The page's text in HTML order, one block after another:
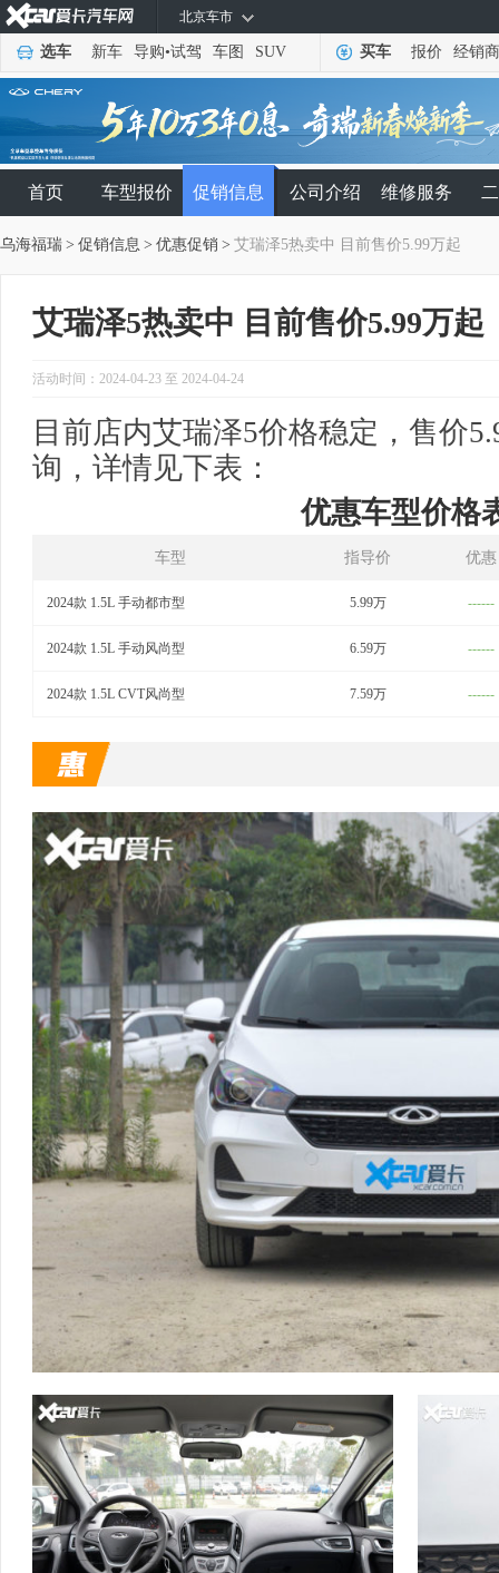
北京车市
选车 新车 导购•试驾 车图 SUV 买车 报价 经销商
首页 车型报价 促销信息 公司介绍 维修服务
乌海福瑞 > 促销信息 > 优惠促销 > 艾瑞泽5热卖中 目前售价5.99万起
艾瑞泽5热卖中 目前售价5.99万起
活动时间：2024-04-23 至 2024-04-24
目前店内艾瑞泽5价格稳定，售价
询，详情见下表：
优惠车型价格
车型 指导价 优惠
2024款 1.5L 手动都市型 5.99万 ------
2024款 1.5L 手动风尚型 6.59万 ------
2024款 1.5L CVT风尚型 7.59万 ------